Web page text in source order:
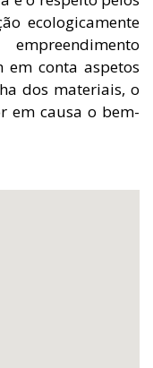
ecologicamente
em conta aspetos
dos materiais, o
em causa o bem-